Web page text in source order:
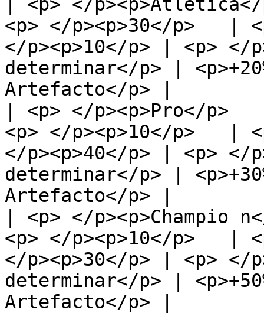
<p> </p><p>30</p>   |
</p><p>10</p> | <p> </
determinar</p> |
Artefacto</p> |
| <p> </p><p>Pro</p>
<p> </p><p>10</p>   |
</p><p>40</p> | <p> </
determinar</p> |
Artefacto</p> |
| <p> </p><p>Champio
<p> </p><p>10</p>   |
</p><p>30</p> | <p> </
determinar</p> |
Artefacto</p> |